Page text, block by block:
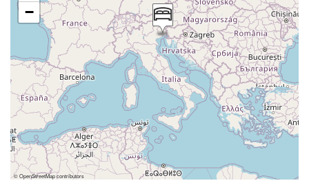
−
©OpenStreetMapcontributors